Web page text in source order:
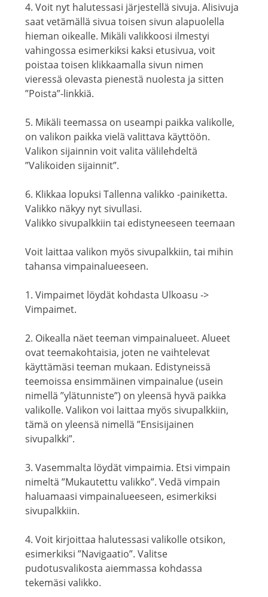
4. Voit nyt halutessasi järjestellä sivuja. Alisivuja
saat vetämällä sivua toisen sivun alapuolella
hieman oikealle. Mikäli valikkoosi ilmestyi
vahingossa esimerkiksi kaksi etusivua, voit
poistaa toisen klikkaamalla sivun nimen
vieressä olevasta pienestä nuolesta ja sitten
”Poista”-linkkiä.
5. Mikäli teemassa on useampi paikka valikolle,
on valikon paikka vielä valittava käyttöön.
Valikon sijainnin voit valita välilehdeltä
”Valikoiden sijainnit”.
6. Klikkaa lopuksi Tallenna valikko -painiketta.
Valikko näkyy nyt sivullasi.
Valikko sivupalkkiin tai edistyneeseen teemaan
Voit laittaa valikon myös sivupalkkiin, tai mihin
tahansa vimpainalueeseen.
1. Vimpaimet löydät kohdasta Ulkoasu ->
Vimpaimet.
2. Oikealla näet teeman vimpainalueet. Alueet
ovat teemakohtaisia, joten ne vaihtelevat
käyttämäsi teeman mukaan. Edistyneissä
teemoissa ensimmäinen vimpainalue (usein
nimellä ”ylätunniste”) on yleensä hyvä paikka
valikolle. Valikon voi laittaa myös sivupalkkiin,
tämä on yleensä nimellä ”Ensisijainen
sivupalkki”.
3. Vasemmalta löydät vimpaimia. Etsi vimpain
nimeltä ”Mukautettu valikko”. Vedä vimpain
haluamaasi vimpainalueeseen, esimerkiksi
sivupalkkiin.
4. Voit kirjoittaa halutessasi valikolle otsikon,
esimerkiksi ”Navigaatio”. Valitse
pudotusvalikosta aiemmassa kohdassa
tekemäsi valikko.